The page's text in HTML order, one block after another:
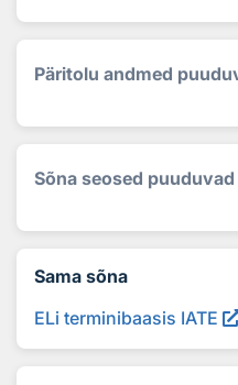
Päritolu andmed
Sõna seosed puuduvad
Sama sõna
ELi terminibaasis IATE